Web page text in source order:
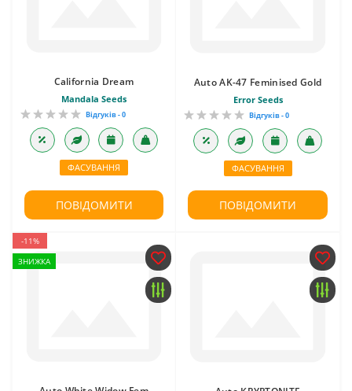
California Dream
Mandala Seeds
Відгуків - 0
ФАСУВАННЯ
ПОВІДОМИТИ
Auto AK-47 Feminised Gold
Error Seeds
Відгуків - 0
ФАСУВАННЯ
ПОВІДОМИТИ
-11%
ЗНИЖКА